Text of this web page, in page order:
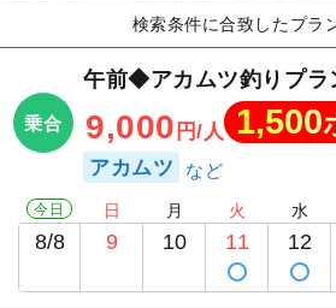
検索条件に合致したプラ
乗合
午前◆アカムツ釣りプラ
9,000 円/人 1,500
アカムツ
今日
8/8
日
9
月
10
火
11
水
12